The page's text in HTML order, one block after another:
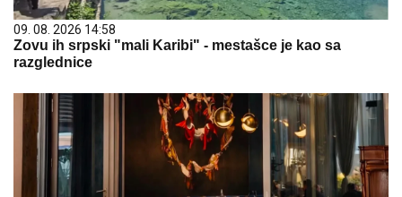
09. 08. 2026 14:58
Zovu ih srpski "mali Karibi" - mestašce je kao sa
razglednice